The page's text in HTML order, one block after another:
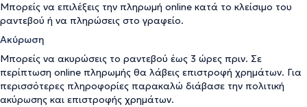
Μπορείς να επιλέξεις την πληρωμή online κατά το κλείσιμο του
ραντεβού ή να πληρώσεις στο γραφείο.
Ακύρωση
Μπορείς να ακυρώσεις το ραντεβού έως 3 ώρες πριν. Σε
περίπτωση online πληρωμής θα λάβεις επιστροφή χρημάτων. Για
περισσότερες πληροφορίες παρακαλώ διάβασε την πολιτική
ακύρωσης και επιστροφής χρημάτων.